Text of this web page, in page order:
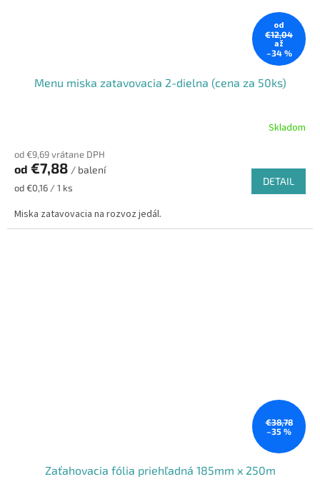
od
€12,04
až
–34 %
Menu miska zatavovacia 2-dielna (cena za 50ks)
Skladom
od €9,69 vrátane DPH
od €7,88 / balení
Jednotková
od €0,16 / 1 ks
DETAIL
Miska zatavovacia na rozvoz jedál.
€38,78
–35 %
Zaťahovacia fólia priehľadná 185mm x 250m